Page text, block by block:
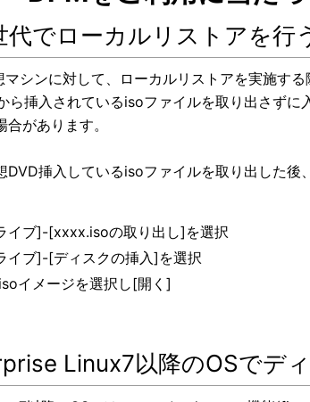
でローカルリストアを行
シンに対して、ローカルリストアを実施す
ら挿入されているisoファイルを取り出さず
があります。
DVD挿入しているisoファイルを取り出した
イブ]-[xxxx.isoの取り出し]を選択
イブ]-[ディスクの挿入]を選択
イメージを選択し[開く]
Linux7以降のOSでデ